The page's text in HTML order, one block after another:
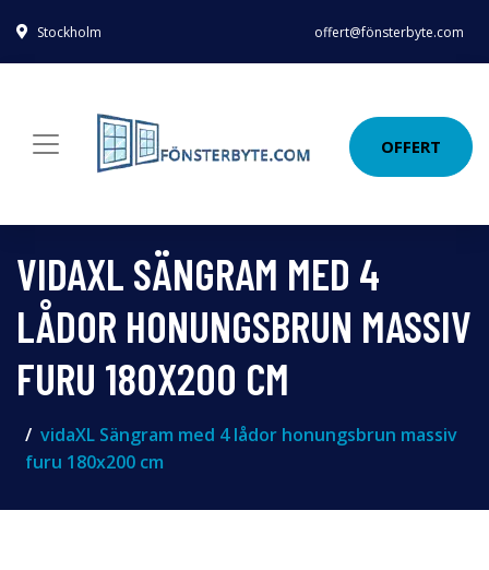
Stockholm offert@fönsterbyte.com
OFFERT
VIDAXL SÄNGRAM MED 4
LÅDOR HONUNGSBRUN MASSIV
FURU 180X200 CM
vidaXL Sängram med 4 lådor honungsbrun massiv
furu 180x200 cm